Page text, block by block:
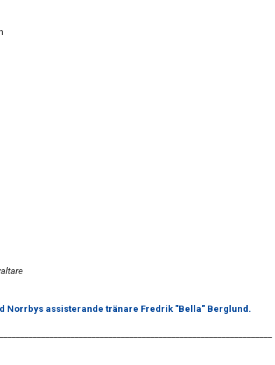
Norrbys assisterande tränare Fredrik "Bella" Berglund.